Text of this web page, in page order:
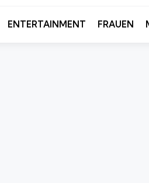
ENTERTAINMENT FRAUEN